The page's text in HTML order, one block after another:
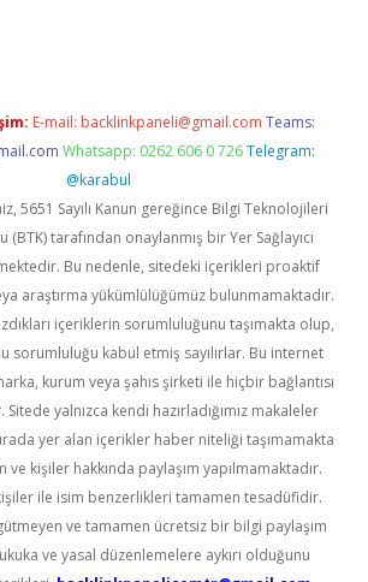
E-mail: backlinkpaneli@gmail.com Teams:
Whatsapp: 0262 606 0 726 Telegram:
@karabul
5651 Sayılı Kanun gereğince Bilgi Teknolojileri
tarafından onaylanmış bir Yer Sağlayıcı
Bu nedenle, sitedeki içerikleri proaktif
araştırma yükümlülüğümüz bulunmamaktadır.
içeriklerin sorumluluğunu taşımakta olup,
sorumluluğu kabul etmiş sayılırlar. Bu internet
kurum veya şahıs şirketi ile hiçbir bağlantısı
yalnızca kendi hazırladığımız makaleler
yer alan içerikler haber niteliği taşımamakta
kişiler hakkında paylaşım yapılmamaktadır.
ile isim benzerlikleri tamamen tesadüfidir.
ve tamamen ücretsiz bir bilgi paylaşım
ve yasal düzenlemelere aykırı olduğunu